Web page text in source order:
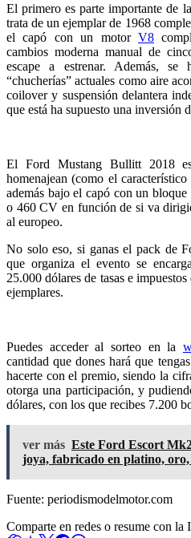
El primero es parte importante de la
trata de un ejemplar de 1968
el capó con un motor V8
cambios moderna manual de
escape a estrenar. Además, se
“chucherías” actuales como aire
coilover y suspensión delantera
que está ha supuesto una inversión
El Ford Mustang Bullitt 2018
homenajean (como el
además bajo el capó con un
o 460 CV en función de si va
al europeo.
No solo eso, si ganas el pack de
que organiza el evento se
25.000 dólares de tasas e
ejemplares.
Puedes acceder al sorteo en la
cantidad que dones hará que
hacerte con el premio, siendo la
otorga una participación, y
dólares, con los que recibes 7.200
ver más Este Ford Escort
joya, fabricado en platino,
Fuente: periodismodelmotor.com
Comparte en redes o resume con la